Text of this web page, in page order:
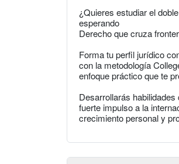
¿Quieres estudiar el
esperando
Derecho que cruza
Forma tu perfil jurídico
con la metodología
enfoque práctico que te
Desarrollarás
fuerte impulso a la
crecimiento personal y